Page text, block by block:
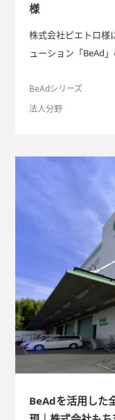
様
株式会社ピエトロ様
ューション「BeAd
BeAdシリーズ
法人分野
BeAdを活用した